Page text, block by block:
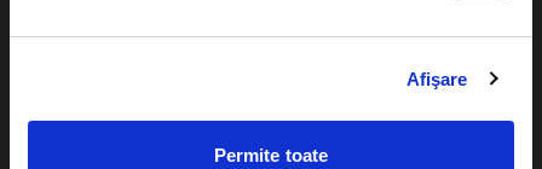
Afişare
Permite toate
Cum comand bilete?